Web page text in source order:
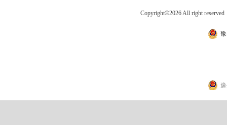
Copyright©2026 All right